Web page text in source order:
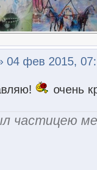
04 фев 2015,
очень
частицею